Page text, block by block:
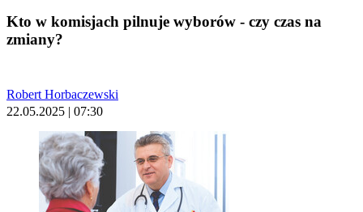
Kto w komisjach pilnuje wyborów - czy czas na
zmiany?
Robert Horbaczewski
22.05.2025 | 07:30